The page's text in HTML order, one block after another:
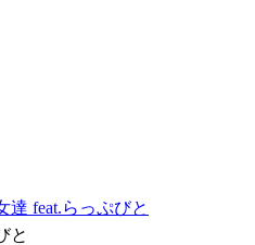
達 feat.らっぷびと
と